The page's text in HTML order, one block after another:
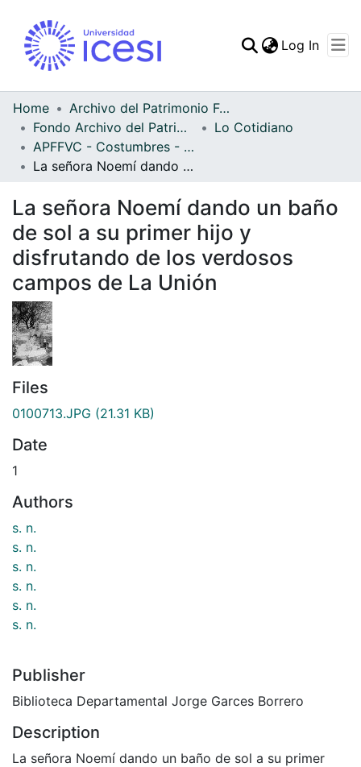
Statistics
Log In
Home
Archivo del Patrimonio Fotográfico y Fílmico del Valle del Cauca
Fondo Archivo del Patrimonio Fotográfico y Fílmico del Valle del Cauca
Lo Cotidiano
APFFVC - Costumbres - Patrimonial
La señora Noemí dando un baño de sol a su primer hijo y disfrutando de los verdosos campos de La Unión
La señora Noemí dando un baño
de sol a su primer hijo y
disfrutando de los verdosos
campos de La Unión
Files
0100713.JPG (21.31 KB)
Date
1
Authors
s. n.
s. n.
s. n.
s. n.
s. n.
s. n.
Publisher
Biblioteca Departamental Jorge Garces Borrero
Description
La señora Noemí dando un baño de sol a su primer